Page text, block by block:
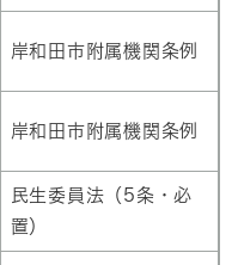
岸和田市附属機関条例
岸和田市附属機関条例
民生委員法（5条・必
置）